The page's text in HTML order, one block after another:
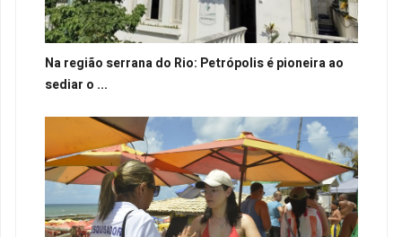
Na região serrana do Rio: Petrópolis é pioneira ao
sediar o ...